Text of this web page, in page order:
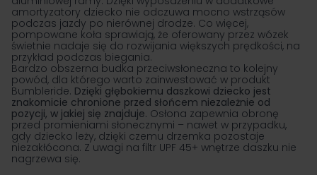
amortyzatory dziecko nie odczuwa mocno wstrząsów
podczas jazdy po nierównej drodze. Co więcej,
pompowane koła sprawiają, że oferowany przez wózek
świetnie nadaje się do rozwijania większych prędkości, na
przykład podczas biegania.
Bardzo obszerna budka przeciwsłoneczna to kolejny
powód, dla którego warto zainwestować w produkt
Bumbleride. Dzięki głębokiemu daszkowi dziecko jest
znakomicie chronione przed słońcem niezależnie od
pozycji, w jakiej się znajduje. Osłona zapewnia obronę
przed promieniami słonecznymi – nawet w przypadku,
gdy dziecko leży, dzięki czemu drzemka pozostaje
niezakłócona. Z uwagi na filtr UPF 45+ wnętrze daszku nie
nagrzewa się.